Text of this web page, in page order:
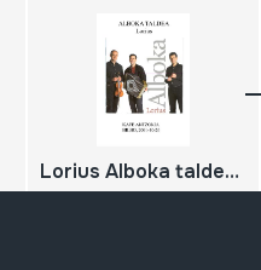
Lorius Alboka taldea Bilbo, 2001-10-26. Kefe Antzokian